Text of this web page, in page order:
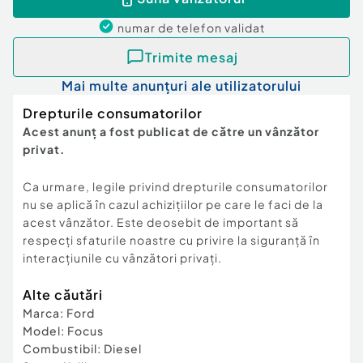
numar de telefon validat
Trimite mesaj
Mai multe anunțuri ale utilizatorului
Drepturile consumatorilor
Acest anunț a fost publicat de către un vânzător
privat.
Ca urmare, legile privind drepturile consumatorilor
nu se aplică în cazul achizițiilor pe care le faci de la
acest vânzător. Este deosebit de important să
respecți sfaturile noastre cu privire la siguranță în
interacțiunile cu vânzători privați.
Alte căutări
Marca: Ford
Model: Focus
Combustibil: Diesel